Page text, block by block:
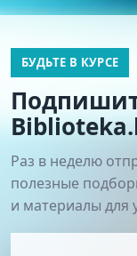
БУДЬТЕ В КУРСЕ
Раз в неделю
полезные
и материалы для